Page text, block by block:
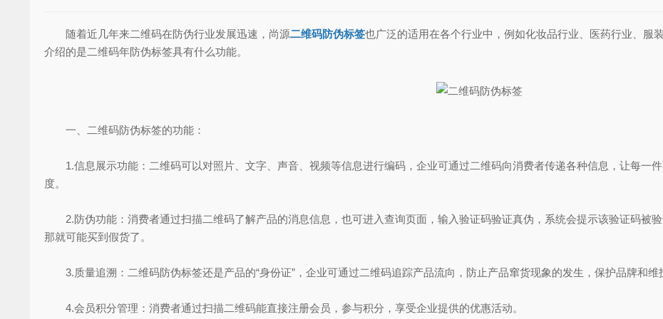
随着近几年来二维码在防伪行业发展迅速，尚源二维码防伪标签也广泛的适用在各个行业中，例如化妆品行业、医药行业、服
介绍的是二维码年防伪标签具有什么功能。
一、二维码防伪标签的功能：
1.信息展示功能：二维码可以对照片、文字、声音、视频等信息进行编码，企业可通过二维码向消费者传递各种信息，让每一
度。
2.防伪功能：消费者通过扫描二维码了解产品的消息信息，也可进入查询页面，输入验证码验证真伪，系统会提示该验证码被验
那就可能买到假货了。
3.质量追溯：二维码防伪标签还是产品的“身份证”，企业可通过二维码追踪产品流向，防止产品窜货现象的发生，保护品牌和维
4.会员积分管理：消费者通过扫描二维码能直接注册会员，参与积分，享受企业提供的优惠活动。